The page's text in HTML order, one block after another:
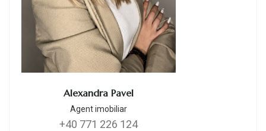
Alexandra Pavel
Agent imobiliar
+40 771 226 124